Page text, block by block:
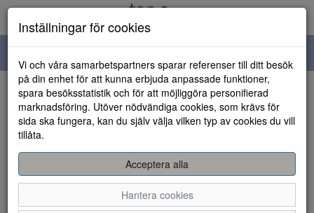
navigation
HEM
Inställningar för cookies
Vi och våra samarbetspartners sparar referenser till ditt besök
på din enhet för att kunna erbjuda anpassade funktioner,
spara besöksstatistik och för att möjliggöra personifierad
marknadsföring. Utöver nödvändiga cookies, som krävs för
sida ska fungera, kan du själv välja vilken typ av cookies du vill
tillåta.
Acceptera alla
Hantera cookies